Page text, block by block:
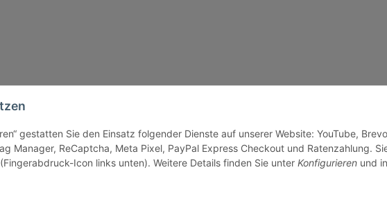
gestatten Sie den Einsatz folgender Dienste auf unserer Website: YouTube,
Manager, ReCaptcha, Meta Pixel, PayPal Express Checkout und Ratenzahlung.
Icon links unten). Weitere Details finden Sie unter Konfigurieren und